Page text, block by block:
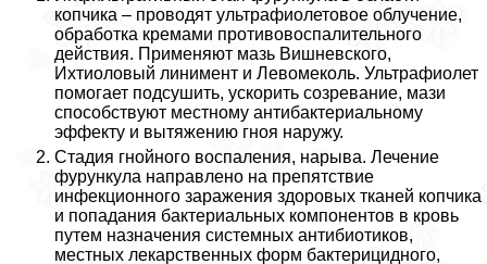
копчика – проводят ультрафиолетовое облучение,
обработка кремами противовоспалительного
действия. Применяют мазь Вишневского,
Ихтиоловый линимент и Левомеколь. Ультрафиолет
помогает подсушить, ускорить созревание, мази
способствуют местному антибактериальному
эффекту и вытяжению гноя наружу.
Стадия гнойного воспаления, нарыва. Лечение
фурункула направлено на препятствие
инфекционного заражения здоровых тканей копчика
и попадания бактериальных компонентов в кровь
путем назначения системных антибиотиков,
местных лекарственных форм бактерицидного,